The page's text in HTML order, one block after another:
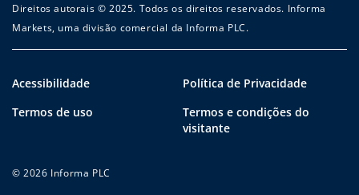
Direitos autorais © 2025. Todos os direitos reservados. Informa
Markets, uma divisão comercial da Informa PLC.
Acessibilidade
Política de Privacidade
Termos de uso
Termos e condições do
visitante
© 2026 Informa PLC